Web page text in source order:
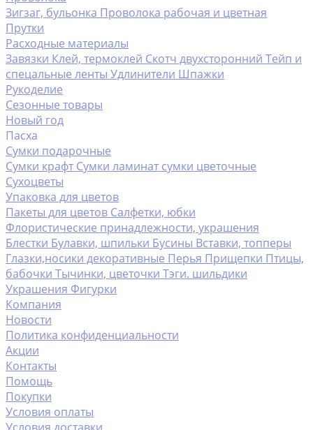
Зигзаг, бульонка Проволока рабочая и цветная
Прутки
Расходные материалы
Завязки Клей, термоклей Скотч двухсторонний Тейп и
спецальные ленты Удлинители Шпажки
Рукоделие
Сезонные товары
Новый год
Пасха
Сумки подарочные
Сумки крафт Сумки ламинат сумки цветочные
Сухоцветы
Упаковка для цветов
Пакеты для цветов Салфетки, юбки
Флористические принадлежности, украшения
Блестки Булавки, шпильки Бусины Вставки, топперы
Глазки,носики декоративные Перья Прищепки Птицы,
бабочки Тычинки, цветочки Тэги. шильдики
Украшения Фигурки
Компания
Новости
Политика конфиденциальности
Акции
Контакты
Помощь
Покупки
Условия оплаты